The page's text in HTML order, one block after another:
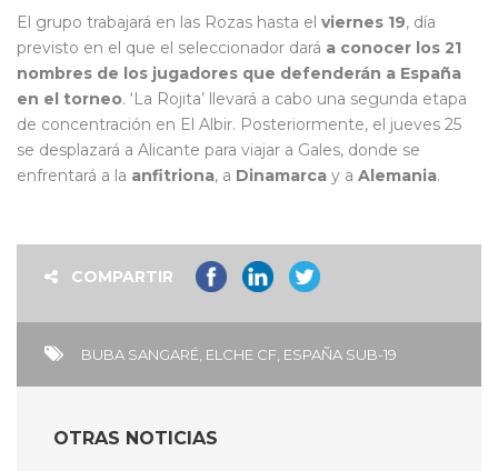
El grupo trabajará en las Rozas hasta el viernes 19, día
previsto en el que el seleccionador dará a conocer los 21
nombres de los jugadores que defenderán a España
en el torneo. ‘La Rojita’ llevará a cabo una segunda etapa
de concentración en El Albir. Posteriormente, el jueves 25
se desplazará a Alicante para viajar a Gales, donde se
enfrentará a la anfitriona, a Dinamarca y a Alemania.
COMPARTIR
BUBA SANGARÉ ELCHE CF ESPAÑA SUB-19
OTRAS NOTICIAS